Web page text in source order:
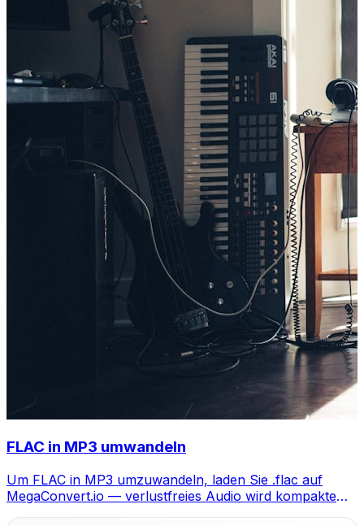
FLAC in MP3 umwandeln
Um FLAC in MP3 umzuwandeln, laden Sie .flac auf
MegaConvert.io — verlustfreies Audio wird kompakte